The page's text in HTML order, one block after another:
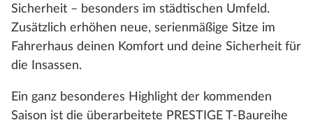
Sicherheit – besonders im städtischen Umfeld.
Zusätzlich erhöhen neue, serienmäßige Sitze im
Fahrerhaus deinen Komfort und deine Sicherheit für
die Insassen.
Ein ganz besonderes Highlight der kommenden
Saison ist die überarbeitete PRESTIGE T-Baureihe